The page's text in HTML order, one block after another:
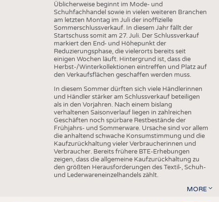
Üblicherweise beginnt im Mode- und
Schuhfachhandel sowie in vielen weiteren Branchen
am letzten Montag im Juli der inoffizielle
Sommerschlussverkauf. In diesem Jahr fällt der
Startschuss somit am 27. Juli. Der Schlussverkauf
markiert den End- und Höhepunkt der
Reduzierungsphase, die vielerorts bereits seit
einigen Wochen läuft. Hintergrund ist, dass die
Herbst-/Winterkollektionen eintreffen und Platz auf
den Verkaufsflächen geschaffen werden muss.
In diesem Sommer dürften sich viele Händlerinnen
und Händler stärker am Schlussverkauf beteiligen
als in den Vorjahren. Nach einem bislang
verhaltenen Saisonverlauf liegen in zahlreichen
Geschäften noch spürbare Restbestände der
Frühjahrs- und Sommerware. Ursache sind vor allem
die anhaltend schwache Konsumstimmung und die
Kaufzurückhaltung vieler Verbraucherinnen und
Verbraucher. Bereits frühere BTE-Erhebungen
zeigen, dass die allgemeine Kaufzurückhaltung zu
den größten Herausforderungen des Textil-, Schuh-
und Lederwareneinzelhandels zählt.
MORE